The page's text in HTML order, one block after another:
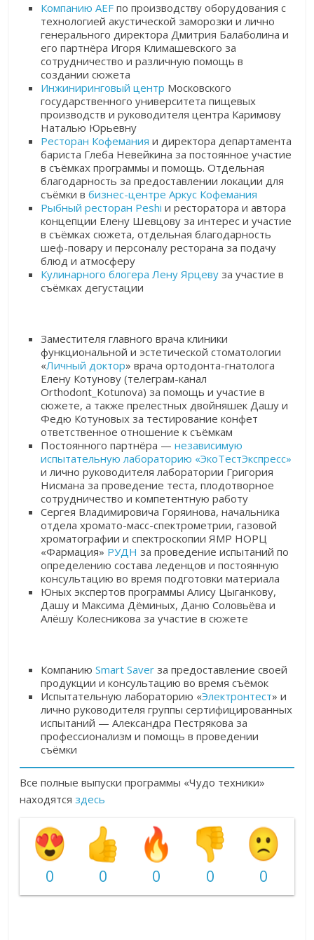
Компанию AEF по производству оборудования с
технологией акустической заморозки и лично
генерального директора Дмитрия Балаболина и
его партнёра Игоря Климашевского за
сотрудничество и различную помощь в
создании сюжета
Инжиниринговый центр Московского
государственного университета пищевых
производств и руководителя центра Каримову
Наталью Юрьевну
Ресторан Кофемания и директора департамента
бариста Глеба Невейкина за постоянное участие
в съёмках программы и помощь. Отдельная
благодарность за предоставлении локации для
съёмки вбизнес-центре Аркус Кофемания
Рыбный ресторан Peshi и ресторатора и автора
концепции Елену Шевцову за интерес и участие
в съёмках сюжета, отдельная благодарность
шеф-повару и персоналу ресторана за подачу
блюд и атмосферу
Кулинарного блогера Лену Ярцеву за участие в
съёмках дегустации
Заместителя главного врача клиники
функциональной и эстетической стоматологии
«Личный доктор» врача ортодонта-гнатолога
Елену Котунову (телеграм-канал
Orthodont_Kotunova) за помощь и участие в
сюжете, а также прелестных двойняшек Дашу и
Федю Котуновых за тестирование конфет
ответственное отношение к съëмкам
Постоянного партнёра —независимую
испытательную лабораторию «ЭкоТестЭкспресс»
и лично руководителя лаборатории Григория
Нисмана за проведение теста, плодотворное
сотрудничество и компетентную работу
Сергея Владимировича Горяинова, начальника
отдела хромато-масс-спектрометрии, газовой
хроматографии и спектроскопии ЯМР НОРЦ
«Фармация» РУДНза проведение испытаний по
определению состава леденцов и постоянную
консультацию во время подготовки материала
Юных экспертов программы Алису Цыганкову,
Дашу и Максима Дёминых, Даню Соловьёва и
Алёшу Колесникова за участие в сюжете
КомпаниюSmart Saver за предоставление своей
продукции и консультацию во время съёмок
Испытательную лабораторию «Электронтест» и
лично руководителя группы сертифицированных
испытаний — Александра Пестрякова за
профессионализм и помощь в проведении
съёмки
Все полные выпуски программы «Чудо техники»
находятсяздесь
0 0 0 0 0